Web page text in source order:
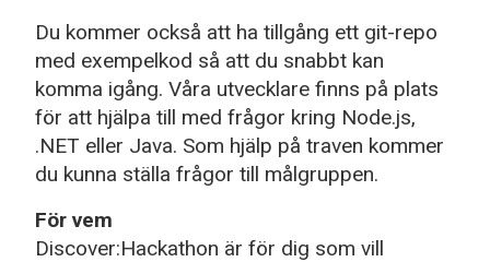
Du kommer också att ha tillgång ett git-repo
med exempelkod så att du snabbt kan
komma igång. Våra utvecklare finns på plats
för att hjälpa till med frågor kring Node.js,
.NET eller Java. Som hjälp på traven kommer
du kunna ställa frågor till målgruppen.
För vem
Discover:Hackathon är för dig som vill